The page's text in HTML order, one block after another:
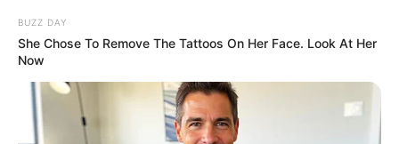
Vadodara
Delhi 76
Sport
Story
BUZZ DAY
She Chose To Remove The Tattoos On Her Face. Look At Her
Now